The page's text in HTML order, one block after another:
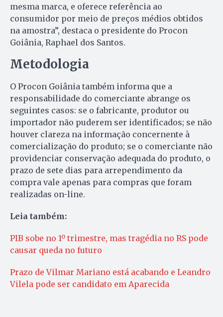
mesma marca, e oferece referência ao
consumidor por meio de preços médios obtidos
na amostra”, destaca o presidente do Procon
Goiânia, Raphael dos Santos.
Metodologia
O Procon Goiânia também informa que a
responsabilidade do comerciante abrange os
seguintes casos: se o fabricante, produtor ou
importador não puderem ser identificados; se não
houver clareza na informação concernente à
comercialização do produto; se o comerciante não
providenciar conservação adequada do produto, o
prazo de sete dias para arrependimento da
compra vale apenas para compras que foram
realizadas on-line.
Leia também:
PIB sobe no 1º trimestre, mas tragédia no RS pode
causar queda no futuro
Prazo de Vilmar Mariano está acabando e Leandro
Vilela pode ser candidato em Aparecida